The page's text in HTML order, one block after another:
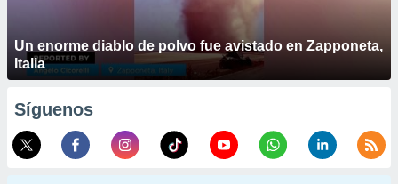
Un enorme diablo de polvo fue avistado en Zapponeta,
Italia
Síguenos